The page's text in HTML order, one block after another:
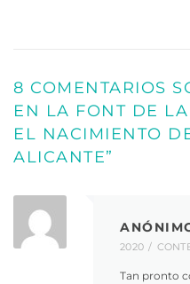
8 COMENTARIOS
EN LA FONT DE
EL NACIMIENTO
ALICANTE”
2020
Tan pronto